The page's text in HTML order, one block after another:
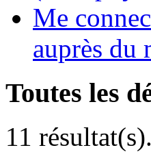
Me
auprès du
Toutes les
11 résultat(s).